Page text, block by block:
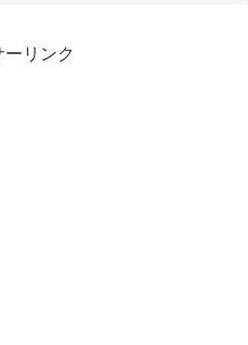
ーリンク